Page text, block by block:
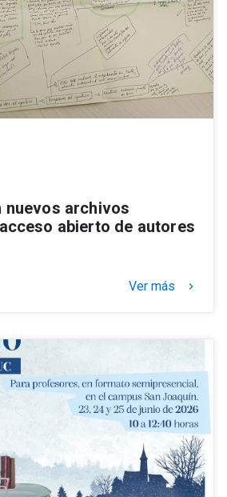
nuevos archivos
abierto de autores
Ver más keyboard_arrow_right